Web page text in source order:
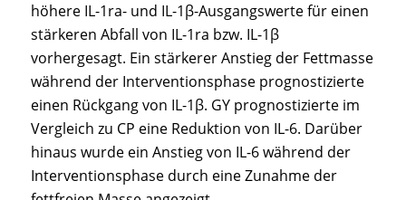
höhere IL-1ra- und IL-1β-Ausgangswerte für einen
stärkeren Abfall von IL-1ra bzw. IL-1β
vorhergesagt. Ein stärkerer Anstieg der Fettmasse
während der Interventionsphase prognostizierte
einen Rückgang von IL-1β. GY prognostizierte im
Vergleich zu CP eine Reduktion von IL-6. Darüber
hinaus wurde ein Anstieg von IL-6 während der
Interventionsphase durch eine Zunahme der